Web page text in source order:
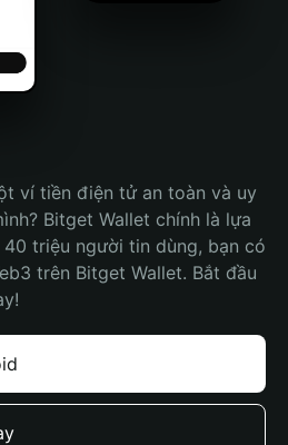
ví tiền điện tử an toàn và uy
Bitget Wallet chính là lựa
triệu người tin dùng, bạn có
trên Bitget Wallet. Bắt đầu